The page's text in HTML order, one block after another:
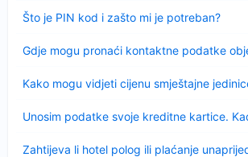
Što je PIN kod i zašto mi je potreban?
Sažeto
Gdje mogu pronaći kontaktne podatke
Kako mogu vidjeti cijenu smještajne
Unosim podatke svoje kreditne kartice.
Zahtijeva li hotel polog ili plaćanje